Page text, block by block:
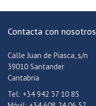
Contacta con nosotros
Calle Juan de Piasca, s/n
39010 Santander
Cantabria
Tel: +34 942 37 10 85